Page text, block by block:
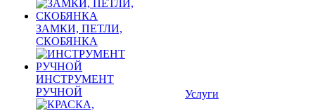
ЗАМКИ, ПЕТЛИ,
СКОБЯНКА
ИНСТРУМЕНТ
РУЧНОЙ
Услуги